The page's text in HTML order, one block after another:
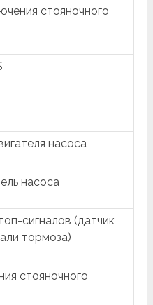
стояночного
насоса
насоса
сигналов (датчик
тормоза)
стояночного